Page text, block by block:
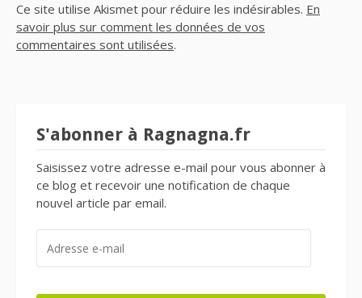
Ce site utilise Akismet pour réduire les indésirables. En
savoir plus sur comment les données de vos
commentaires sont utilisées.
S'abonner à Ragnagna.fr
Saisissez votre adresse e-mail pour vous abonner à
ce blog et recevoir une notification de chaque
nouvel article par email.
MAIL